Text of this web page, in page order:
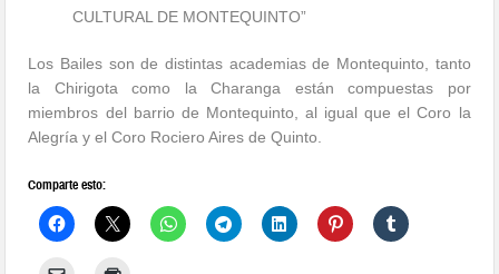
CULTURAL DE MONTEQUINTO”
Los Bailes son de distintas academias de Montequinto, tanto
la Chirigota como la Charanga están compuestas por
miembros del barrio de Montequinto, al igual que el Coro la
Alegría y el Coro Rociero Aires de Quinto.
Comparte esto: